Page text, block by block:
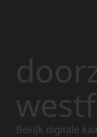
Bekijk digitale